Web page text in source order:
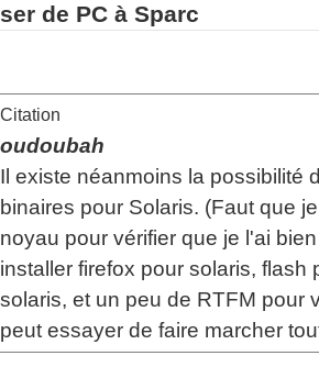
de PC à Sparc
Citation
oudoubah
Il existe néanmoins la possibilité
binaires pour Solaris. (Faut que
noyau pour vérifier que je l'ai
installer firefox pour solaris, flash
solaris, et un peu de RTFM pour
peut essayer de faire marcher